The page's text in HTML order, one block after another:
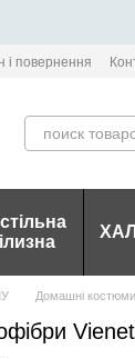
і повернення
Домашні костюми